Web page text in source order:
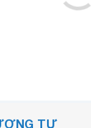
TỰ